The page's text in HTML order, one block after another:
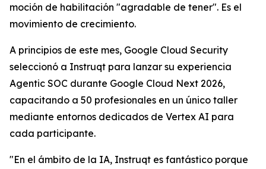
moción de habilitación "agradable de tener". Es el
movimiento de crecimiento.
A principios de este mes, Google Cloud Security
seleccionó a Instruqt para lanzar su experiencia
Agentic SOC durante Google Cloud Next 2026,
capacitando a 50 profesionales en un único taller
mediante entornos dedicados de Vertex AI para
cada participante.
"En el ámbito de la IA, Instruqt es fantástico porque